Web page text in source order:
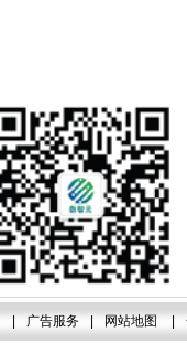
广告服务 网站地图